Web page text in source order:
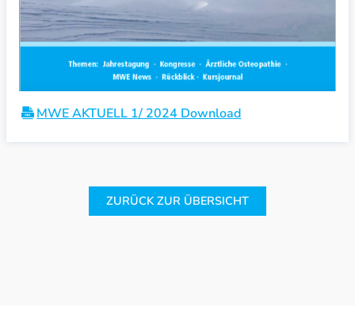
MWE AKTUELL 1/ 2024 Download
ZURÜCK ZUR ÜBERSICHT